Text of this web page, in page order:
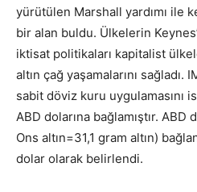
yürütülen Marshall yardımı ile
bir alan buldu. Ülkelerin
iktisat politikaları kapitalist
altın çağ yaşamalarını
sabit döviz kuru uygulamasını
ABD dolarına bağlamıştır. ABD
Ons altın=31,1 gram altın)
dolar olarak belirlendi.